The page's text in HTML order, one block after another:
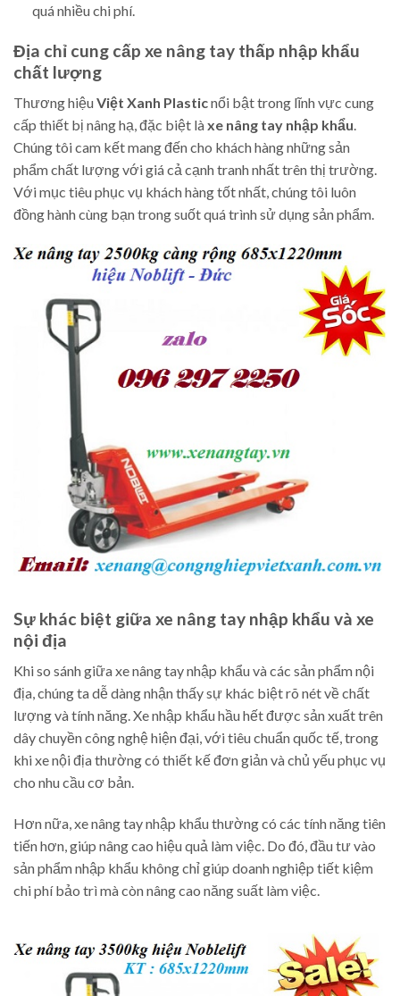
quá nhiều chi phí.
Địa chỉ cung cấp xe nâng tay thấp nhập khẩu
chất lượng
Thương hiệuViệt Xanh Plasticnổi bật trong lĩnh vực cung
cấp thiết bị nâng hạ, đặc biệt làxe nâng tay nhập khẩu.
Chúng tôi cam kết mang đến cho khách hàng những sản
phẩm chất lượng với giá cả cạnh tranh nhất trên thị trường.
Với mục tiêu phục vụ khách hàng tốt nhất, chúng tôi luôn
đồng hành cùng bạn trong suốt quá trình sử dụng sản phẩm.
Sự khác biệt giữa xe nâng tay nhập khẩu và xe
nội địa
Khi so sánh giữa xe nâng tay nhập khẩu và các sản phẩm nội
địa, chúng ta dễ dàng nhận thấy sự khác biệt rõ nét về chất
lượng và tính năng. Xe nhập khẩu hầu hết được sản xuất trên
dây chuyền công nghệ hiện đại, với tiêu chuẩn quốc tế, trong
khi xe nội địa thường có thiết kế đơn giản và chủ yếu phục vụ
cho nhu cầu cơ bản.
Hơn nữa, xe nâng tay nhập khẩu thường có các tính năng tiên
tiến hơn, giúp nâng cao hiệu quả làm việc. Do đó, đầu tư vào
sản phẩm nhập khẩu không chỉ giúp doanh nghiệp tiết kiệm
chi phí bảo trì mà còn nâng cao năng suất làm việc.